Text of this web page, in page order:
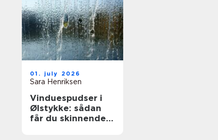
01. july 2026
Sara Henriksen
Vinduespudser i
Ølstykke: sådan
får du skinnende